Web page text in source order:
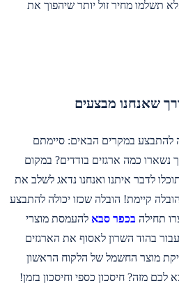
תשלמו מחיר זול יותר שיהפוך את
שאנחנו מבצעים
להתבצע במקרים הבאים: סיימתם
נשארו כמה ארגזים בודדים? במקום
לדבר איתנו ואנחנו נדאג לשלב את
קיימת! הובלה שכזו יכולה להתבצע
תחילה בכפר סבא להעמסת מוצרי
בהוד השרון לאסוף את הארגזים
מוצר החשמל של הלקוח הראשון
מזה? חיסכון כספי וחיסכון בזמן!